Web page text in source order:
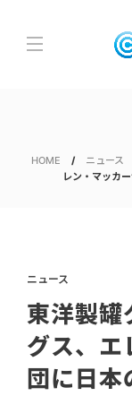
HOME ニュース
レン・マッカ
ニュース
東洋製罐
グス、エ
団に日